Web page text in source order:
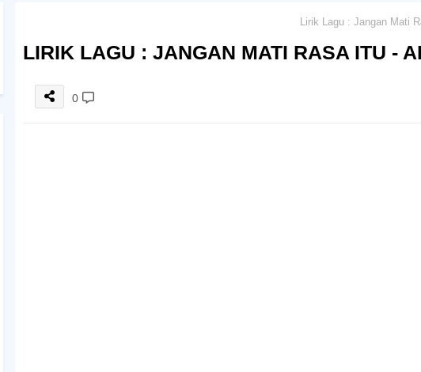
LIRIK LAGU : JANGAN MATI RASA ITU -
0